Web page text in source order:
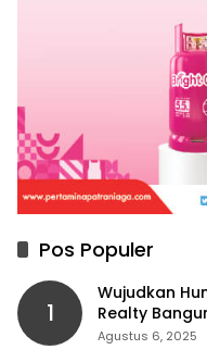
Pos Populer
1
Wujudkan
Realty
Agustus 6, 2025